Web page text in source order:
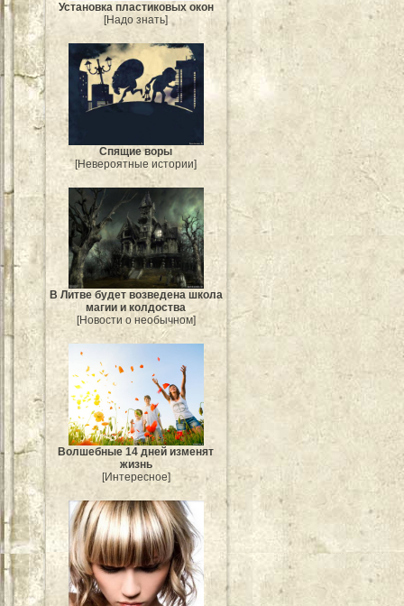
Установка пластиковых окон
[Надо знать]
Спящие воры
[Невероятные истории]
В Литве будет возведена школа
магии и колдоства
[Новости о необычном]
Волшебные 14 дней изменят
жизнь
[Интересное]